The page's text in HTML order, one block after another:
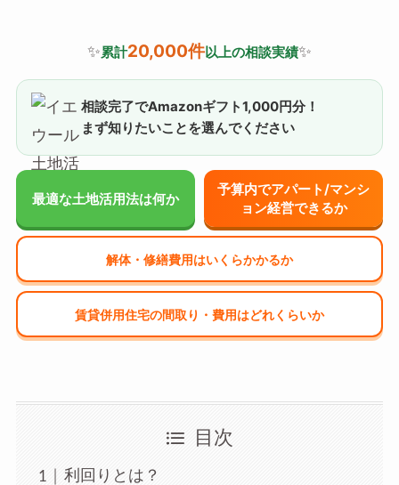
✨累計20,000件以上の相談実績✨
相談完了でAmazonギフト1,000円分！
まず知りたいことを選んでください
最適な土地活用法は何か
予算内でアパート/マンシ
ョン経営できるか
解体・修繕費用はいくらかかるか
賃貸併用住宅の間取り・費用はどれくらいか
目次
利回りとは？